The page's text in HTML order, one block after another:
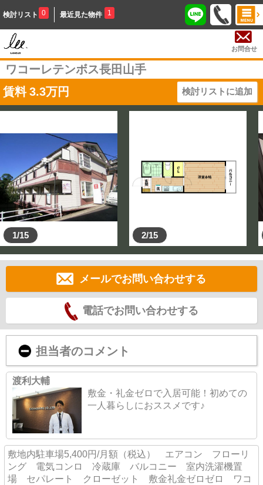
検討リスト 0 最近見た物件 1
お問合せ
ワコーレテンボス長田山手
賃料 3.3万円 検討リストに追加
1/15 2/15
メールでお問い合わせする
電話でお問い合わせする
担当者のコメント
渡利大輔
敷金・礼金ゼロで入居可能！初めての
一人暮らしにおススメです♪
敷地内駐車場5,400円/月額（税込） エアコン フローリ
ング 電気コンロ 冷蔵庫 バルコニー 室内洗濯機置
場 セパレート クローゼット 敷金礼金ゼロゼロ ワコ